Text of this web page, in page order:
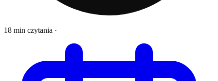
18 min czytania ·